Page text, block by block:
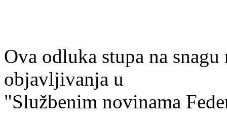
Ova odluka stupa na snagu
objavljivanja u
"Službenim novinama